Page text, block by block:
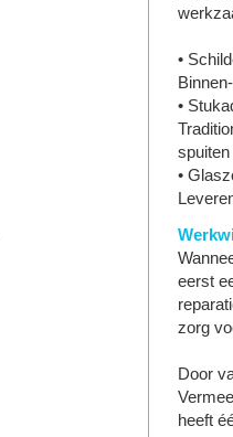
•
•
•
eerst
zorg
Door
heeft